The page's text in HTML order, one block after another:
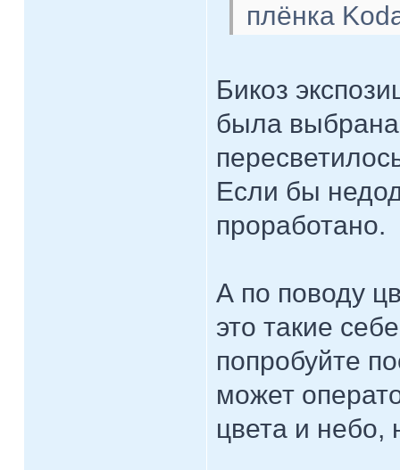
плёнка
Бикоз
была выбрана
Если бы
проработано.
А по поводу
это такие
попробуйте
может
цвета и небо,